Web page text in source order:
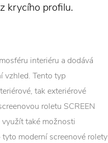
krycího profilu.
interiéru a dodává
vzhled. Tento typ
tak exteriérové
roletu SCREEN
také možnosti
moderní screenové rolety